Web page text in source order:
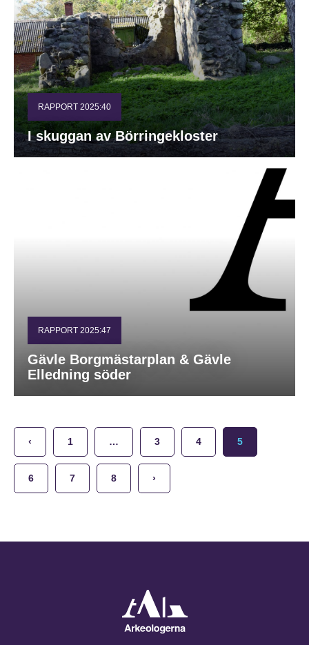
RAPPORT 2025:40
I skuggan av Börringekloster
RAPPORT 2025:47
Gävle Borgmästarplan & Gävle
Elledning söder
‹ 1 … 3 4 5
6 7 8 ›